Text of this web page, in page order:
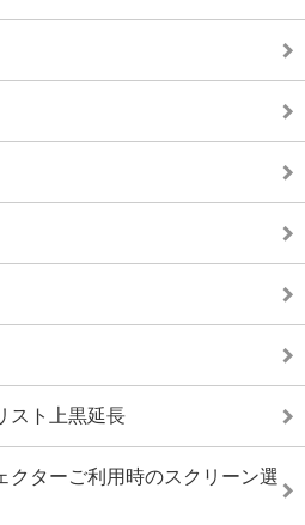
スト上黒延長
クターご利用時のスクリーン選